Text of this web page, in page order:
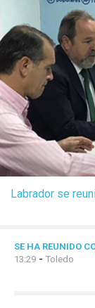
Labrador se
SE HA REUNIDO
13:29 - Toledo